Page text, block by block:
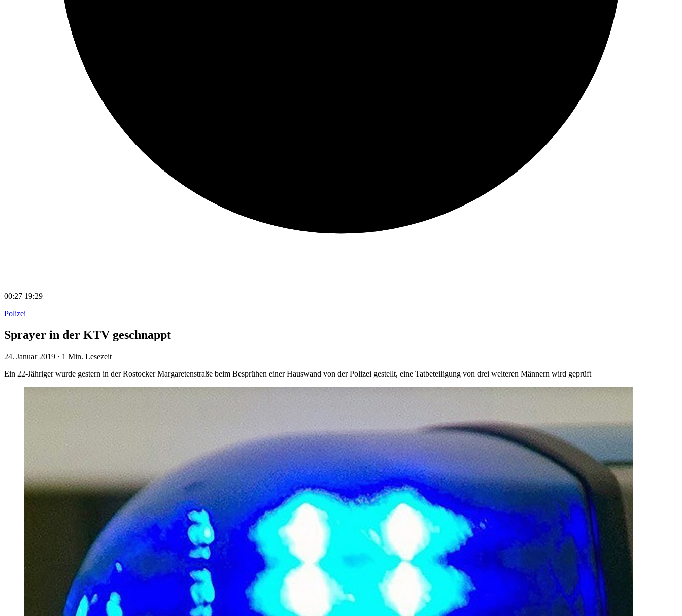
00:27 19:29
Polizei
Sprayer in der KTV geschnappt
24. Januar 2019 · 1 Min. Lesezeit
Ein 22-Jähriger wurde gestern in der Rostocker Margaretenstraße beim Besprühen einer Hauswand von der Polizei gestellt, eine Tatbeteiligung von drei weiteren Männern wird geprüft